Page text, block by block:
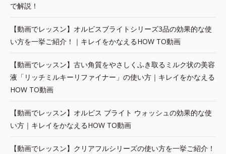
で解説！
【動画でレッスン】オルビスブライトシリーズ3品の効果的な使
い方を一挙ご紹介！｜キレイをかなえるHOW TO動画
【動画でレッスン】古い角質をやさしくふき取るミルク状の美容
液「リッチミルキーリファイナー」の使い方｜キレイをかなえる
HOW TO動画
【動画でレッスン】オルビス ブライト ウォッシュの効果的な使
い方｜キレイをかなえるHOW TO動画
【動画でレッスン】クリアフルシリーズの使い方を一挙ご紹介！